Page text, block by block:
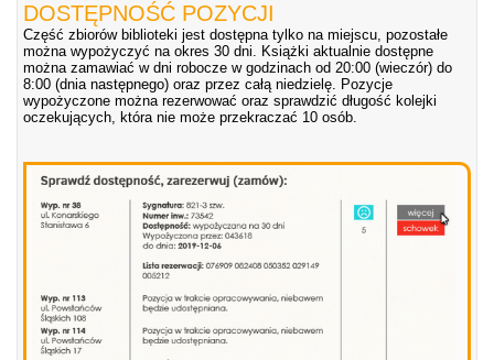
DOSTĘPNOŚĆ POZYCJI
Część zbiorów biblioteki jest dostępna tylko na miejscu, pozostałe
można wypożyczyć na okres 30 dni. Książki aktualnie dostępne
można zamawiać w dni robocze w godzinach od 20:00 (wieczór) do
8:00 (dnia następnego) oraz przez całą niedzielę. Pozycje
wypożyczone można rezerwować oraz sprawdzić długość kolejki
oczekujących, która nie może przekraczać 10 osób.